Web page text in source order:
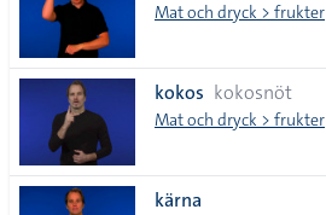
Mat och dryck > frukter
kokos kokosnöt
Mat och dryck > frukter
kärna